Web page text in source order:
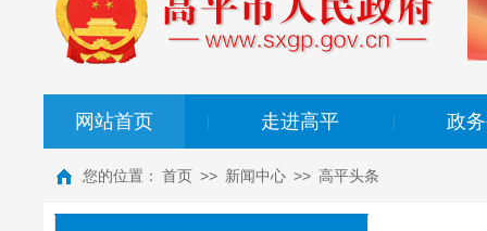
网站首页 走进高平 政
您的位置： 首页 >> 新闻中心 >> 高平头条